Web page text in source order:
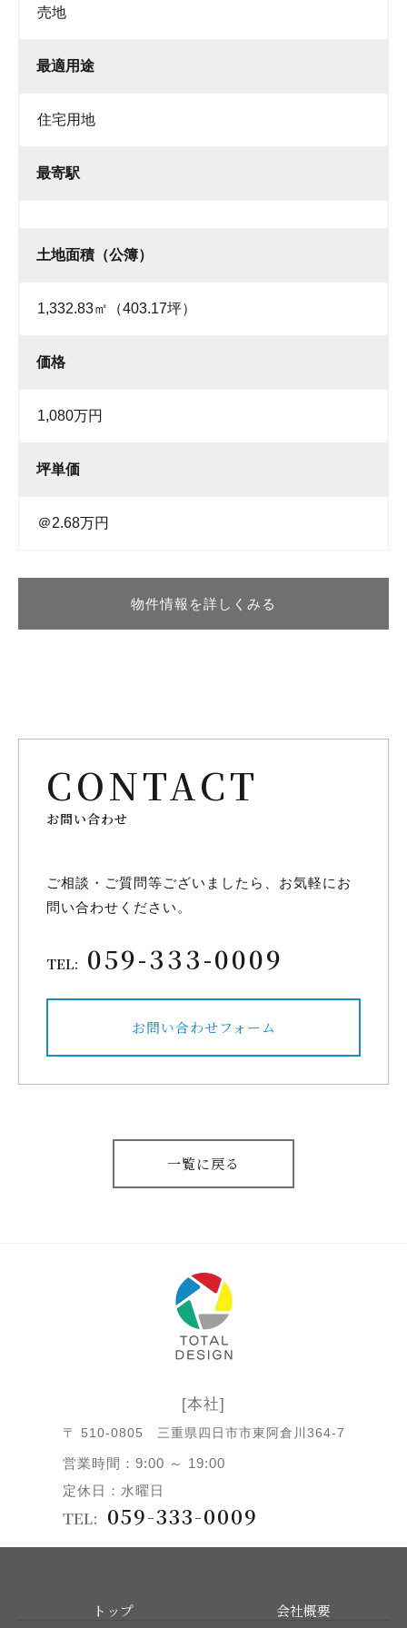
売地
最適用途
住宅用地
最寄駅
土地面積（公簿）
1,332.83㎡（403.17坪）
価格
1,080万円
坪単価
＠2.68万円
物件情報を詳しくみる
CONTACT
お問い合わせ
ご相談・ご質問等ございましたら、 お気軽にお
問い合わせください。
TEL: 059-333-0009
お問い合わせフォーム
一覧に戻る
[本社]
〒 510-0805 三重県四日市市東阿倉川364-7
営業時間：9:00 ～ 19:00
定休日：水曜日
TEL: 059-333-0009
トップ 会社概要